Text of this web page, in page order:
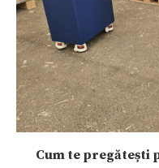
Cum te pregătești